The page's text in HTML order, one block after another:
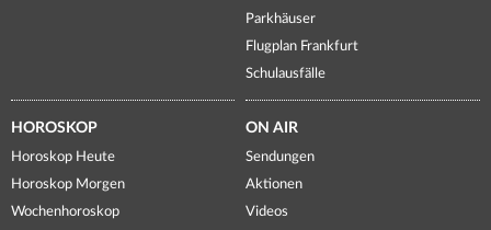
Parkhäuser
Flugplan Frankfurt
Schulausfälle
HOROSKOP
Horoskop Heute
Horoskop Morgen
Wochenhoroskop
ON AIR
Sendungen
Aktionen
Videos